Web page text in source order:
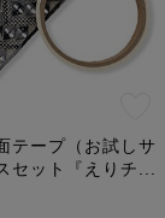
テープ（お試しサ
セット『えりチ...